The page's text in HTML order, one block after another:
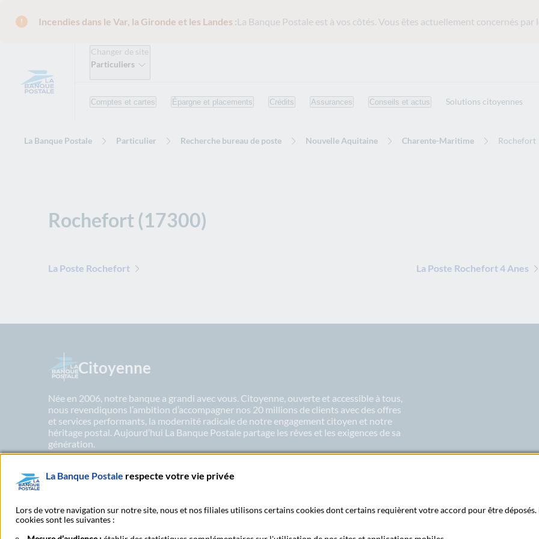
Incendies dans le Var, la Gironde et les Landes :La Banque Postale est à vos côtés. Vous êtes actuellement concernés par
Changer de site
Particuliers
Comptes et cartes Épargne et placements Crédits Assurances Conseils et actus Solutions citoyennes
La Banque Postale Particulier Recherche bureau de poste Nouvelle Aquitaine Charente-Maritime Rochefort
Rochefort (17300)
La Poste Rochefort La Poste Rochefort 4 Anes
Citoyenne
Née en 2006, notre banque a grandi avec vous. Citoyenne, ouverte et accessible à tous,
nous revendiquons l’ambition d’accompagner nos 20 millions de clients avec des offres
et services performants, la modernité radicale de notre engagement citoyen et notre
héritage postal. Aujourd’hui La Banque Postale partage les rêves et les exigences de sa
génération.
En savoir plus sur nos engagements
La Banque Postale respecte votre vie privée
Lors de votre navigation sur notre site, nous et nos filiales utilisons certains cookies dont certains requièrent votre accord pour être déposés.
cookies sont les suivantes :